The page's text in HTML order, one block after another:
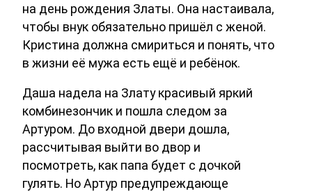
на день рождения Златы. Она настаивала,
чтобы внук обязательно пришёл с женой.
Кристина должна смириться и понять, что
в жизни её мужа есть ещё и ребёнок.
Даша надела на Злату красивый яркий
комбинезончик и пошла следом за
Артуром. До входной двери дошла,
рассчитывая выйти во двор и
посмотреть, как папа будет с дочкой
гулять. Но Артур предупреждающе